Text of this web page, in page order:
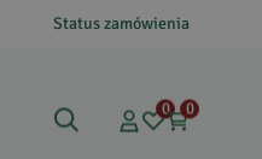
Status zamówienia
0 0